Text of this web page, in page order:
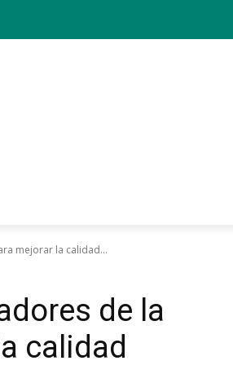
mejorar la calidad...
de la
calidad